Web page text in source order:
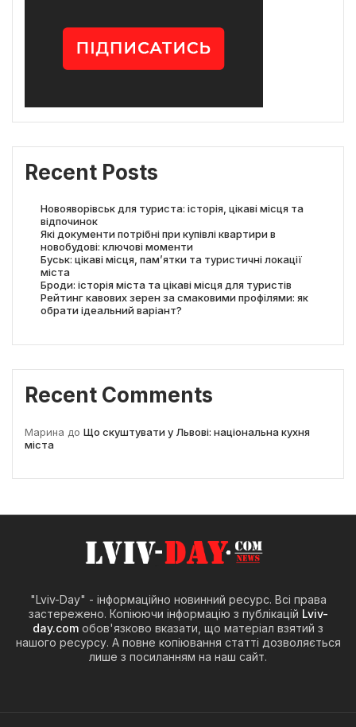
Recent Posts
Новояворівськ для туриста: історія, цікаві місця та
відпочинок
Які документи потрібні при купівлі квартири в
новобудові: ключові моменти
Буськ: цікаві місця, пам’ятки та туристичні локації
міста
Броди: історія міста та цікаві місця для туристів
Рейтинг кавових зерен за смаковими профілями: як
обрати ідеальний варіант?
Recent Comments
Марина до Що скуштувати у Львові: національна кухня
міста
"Lviv-Day" - інформаційно новинний ресурс. Всі права
застережено. Копіюючи інформацію з публікацій Lviv-
day.com обов'язково вказати, що матеріал взятий з
нашого ресурсу. А повне копіювання статті дозволяється
лише з посиланням на наш сайт.